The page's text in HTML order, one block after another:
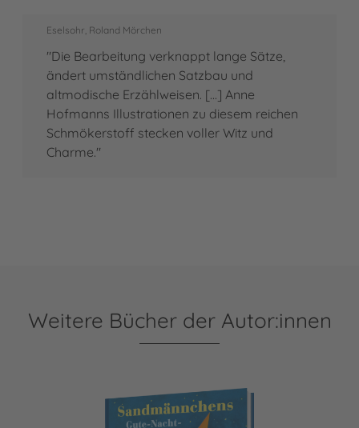
Eselsohr, Roland Mörchen
"Die Bearbeitung verknappt lange Sätze,
ändert umständlichen Satzbau und
altmodische Erzählweisen. [...] Anne
Hofmanns Illustrationen zu diesem reichen
Schmökerstoff stecken voller Witz und
Charme."
Weitere Bücher der Autor:innen